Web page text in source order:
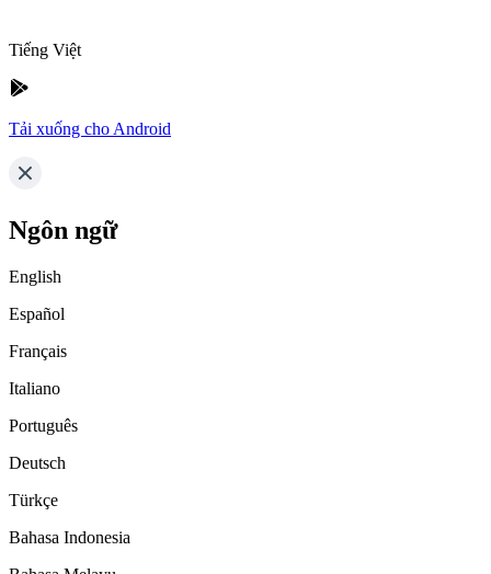
Tiếng Việt
Tải xuống cho Android
Ngôn ngữ
English
Español
Français
Italiano
Português
Deutsch
Türkçe
Bahasa Indonesia